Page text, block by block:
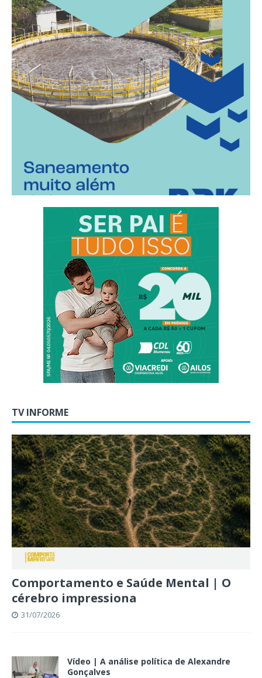
TV INFORME
Comportamento e Saúde Mental | O
cérebro impressiona
31/07/2026
Vídeo | A análise política de Alexandre
Gonçalves